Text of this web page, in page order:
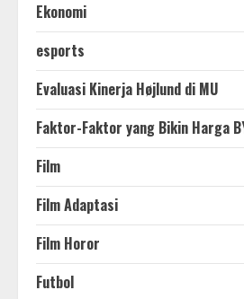
Ekonomi
esports
Evaluasi Kinerja Højlund di MU
Faktor-Faktor yang Bikin Harga
Film
Film Adaptasi
Film Horor
Futbol